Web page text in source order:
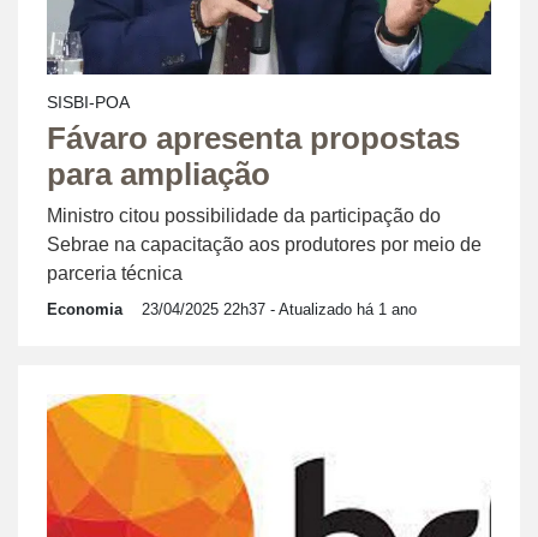
SISBI-POA
Fávaro apresenta propostas
para ampliação
Ministro citou possibilidade da participação do
Sebrae na capacitação aos produtores por meio de
parceria técnica
Economia 23/04/2025 22h37 - Atualizado há 1 ano